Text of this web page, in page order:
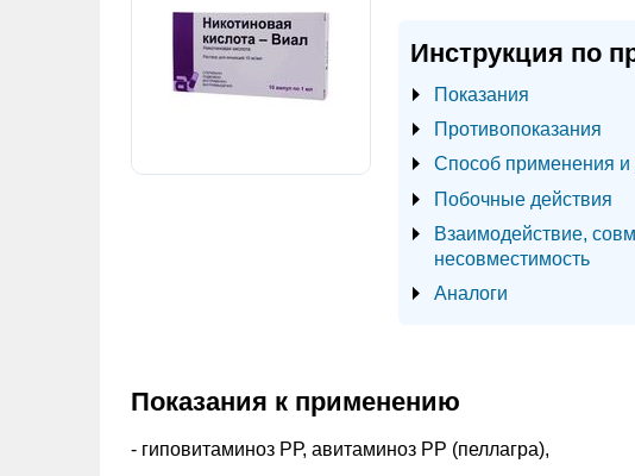
Инструкция по
Показания
Противопоказания
Способ применения и
Побочные действия
Взаимодействие,
несовместимость
Аналоги
Показания к применению
- гиповитаминоз РР, авитаминоз РР (пеллагра),